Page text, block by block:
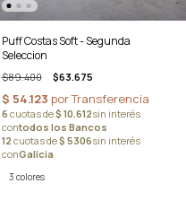
Puff Costas Soft - Segunda
Seleccion
$89.400 $63.675
3 colores